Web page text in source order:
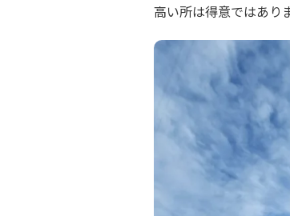
高い所は得意ではあり